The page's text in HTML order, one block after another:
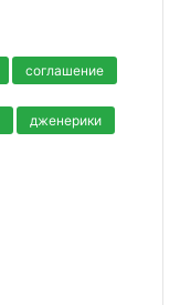
соглашение
дженерики